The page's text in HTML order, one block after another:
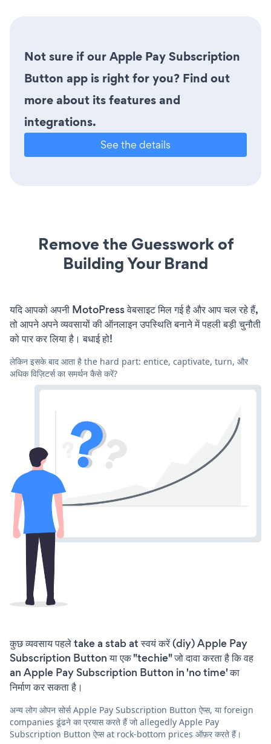
Not sure if our Apple Pay Subscription
Button app is right for you? Find out
more about its features and
integrations.
See the details
Remove the Guesswork of
Building Your Brand
यदि आपको अपनी MotoPress वेबसाइट मिल गई है और आप चल रहे हैं,
तो आपने अपने व्यवसायों की ऑनलाइन उपस्थिति बनाने में पहली बड़ी चुनौती
को पार कर लिया है। बधाई हो!
लेकिन इसके बाद आता है the hard part: entice, captivate, turn, और
अधिक विज़िटर्स का समर्थन कैसे करें?
कुछ व्यवसाय पहले take a stab at स्वयं करें (diy) Apple Pay
Subscription Button या एक "techie" जो दावा करता है कि वह
an Apple Pay Subscription Button in 'no time' का
निर्माण कर सकता है।
अन्य लोग ओपन सोर्स Apple Pay Subscription Button ऐप्स, या foreign
companies ढूंढने का प्रयास करते हैं जो allegedly Apple Pay
Subscription Button ऐप्स at rock-bottom prices ऑफ़र करते हैं।